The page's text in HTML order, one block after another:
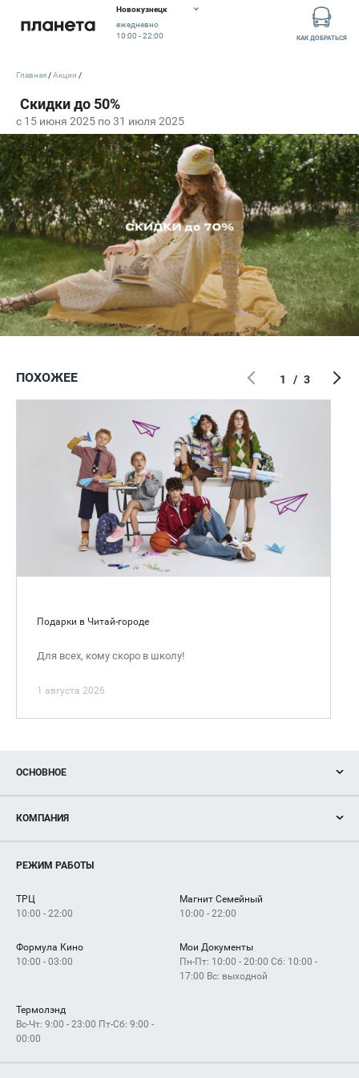
Новокузнецк
ежедневно
10:00 - 22:00
КАК ДОБРАТЬСЯ
c 15 июня 2025 по 31 июля 2025
Главная Акции
ПОХОЖЕЕ
Подарки в Читай-городе
Для всех, кому скоро в школу!
1 августа 2026
1 / 3
ОСНОВНОЕ
Новости
Магазины
Услуги
КОМПАНИЯ
Рекламодателям
Как добраться
РЕЖИМ РАБОТЫ
ТРЦ
10:00 - 22:00
Магнит Семейный
10:00 - 22:00
Формула Кино
10:00 - 03:00
Мои Документы
Пн-Пт: 10:00 - 20:00 Сб: 10:00 -
17:00 Вс: выходной
Термолэнд
Вс-Чт: 9:00 - 23:00 Пт-Сб: 9:00 -
00:00